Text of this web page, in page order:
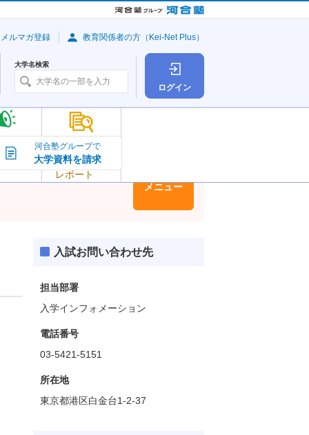
ログイン
学
大学の今
トピック＆
レポート
大学名検索
ルマガ登録 教育関係者の方（Kei-Net Plus）
河合塾グループで
大学資料を請求
メニュー
入試お問い合わせ先
担当部署
入学インフォメーション
電話番号
03-5421-5151
所在地
東京都港区白金台1-2-37